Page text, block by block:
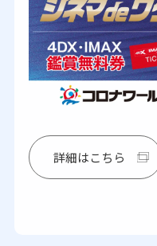
詳細はこちら